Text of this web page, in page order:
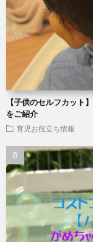
【子供のセルフカット
をご紹介
育児お役立ち情報